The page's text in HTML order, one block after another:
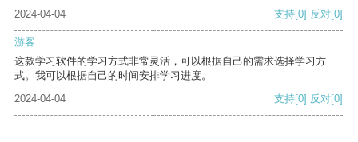
2024-04-04 支持[0] 反对[0]
游客
这款学习软件的学习方式非常灵活，可以根据自己的需求选择学习方
式。我可以根据自己的时间安排学习进度。
2024-04-04
支持[0] 反对[0]